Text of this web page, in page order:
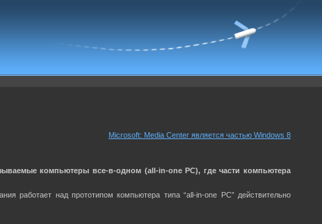
Microsoft: Media Center является частью Windows 8
компьютеры все-в-одном (all-in-one PC), где части компьютера
работает над прототипом компьютера типа “all-in-one PC” действительно